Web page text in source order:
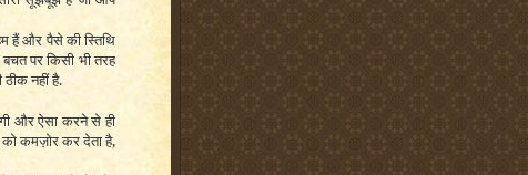
हैं और पैसे की स्तिथि
पर किसी भी तरह
नहीं है.
और ऐसा करने से ही
को कमज़ोर कर देता है,